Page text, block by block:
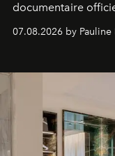
documentaire
inédites et plongée
générationnel.
07.08.2026 by